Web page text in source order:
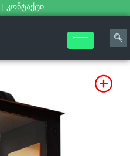
| კონტაქტი